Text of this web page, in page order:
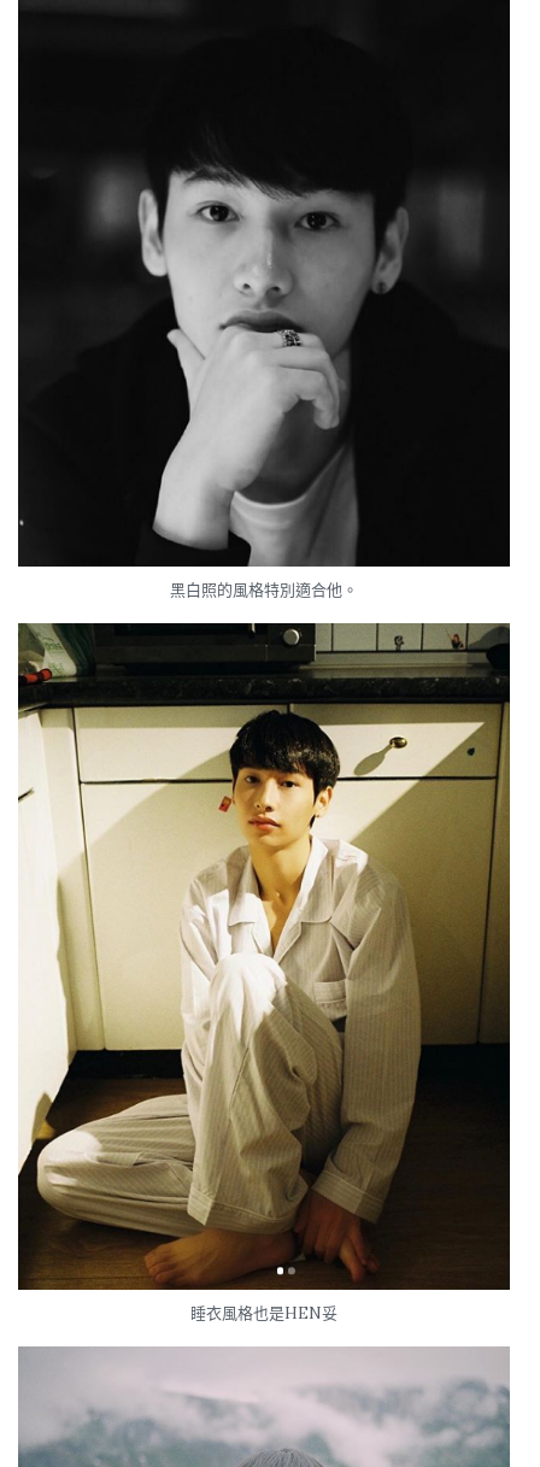
黑白照的風格特別適合他。
睡衣風格也是HEN妥